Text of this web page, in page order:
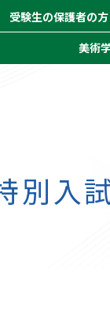
受験生の保護者の方
美術
特別